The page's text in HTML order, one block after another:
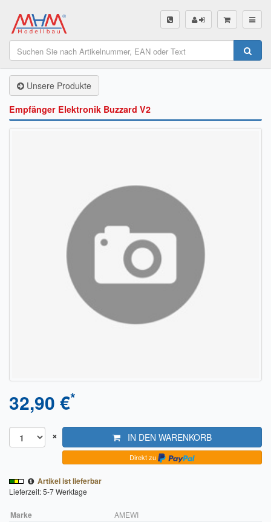
SHOP
Unsere Produkte
Servo Finder
Räder Finder
Luftschrauben Finder
Sendungsverfolgung DHL
Sendungsverfolgung DPD
Verfügbarkeitsanzeige
Widerrufsbelehrung für den Verkauf von Waren / Muster-
Widerrufsformular
Widerrufsformular
AGB und Kundeninformationen
Datenschutzerklärung
Hinweise zur Batterieentsorgung
Unsere Produkte
Empfänger Elektronik Buzzard V2
32,90 €*
× IN DEN WARENKORB
Direkt zu
Artikel ist lieferbar
Lieferzeit: 5-7 Werktage
Marke AMEWI